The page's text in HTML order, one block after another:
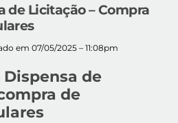
de Licitação – Compra
em 07/05/2025 – 11:08pm
Dispensa de
de